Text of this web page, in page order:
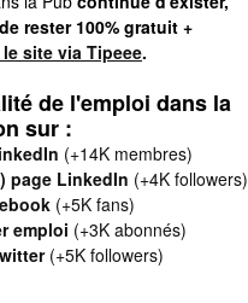
rester 100% gratuit +
site via Tipeee.
de l'emploi dans la
sur :
(+14K membres)
page LinkedIn (+4K followers)
(+5K fans)
emploi (+3K abonnés)
(+5K followers)